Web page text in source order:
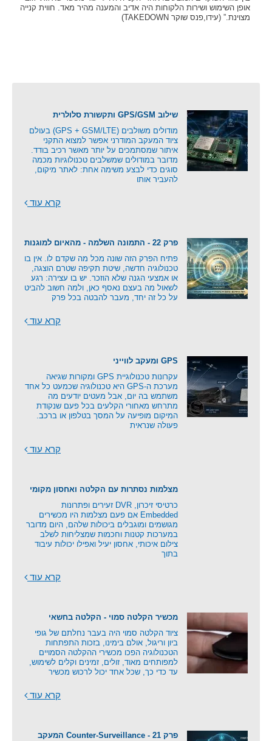
אופן השימוש ושירות הלקוחות היה אדיב והמענה מהיר מאד. חווית קנייה
מצוינת.” (עידו,פנס שוקר TAKEDOWN)
שילוב GPS/GSM ותקשורת סלולרית
מודולים משולבים (GPS + GSM/LTE) בעולם
ציוד המעקב המודרני אפשר למצוא התקני
איתור שמסתמכים על יותר מאשר רכיב בודד.
מדובר במודולים שמשלבים טכנולוגיות מכמה
סוגים כדי לבצע משימה אחת: לאתר מיקום,
להעביר אותו
קרא עוד
פרק 22 - התמונה השלמה - מהאיום למוגנות
פתיח הפרק הזה שונה מכל מה שקדם לו. אין בו
טכנולוגיה חדשה, שיטת תקיפה שטרם הוצגה,
או אמצעי הגנה שלא הוזכר. יש בו עצירה: רגע
לשאול מה בעצם נאסף כאן, ולמה חשוב להביט
על כל זה יחד, מעבר להבטה בכל פרק
קרא עוד
GPS ומעקב לווייני
עקרונות טכנולוגיית GPS ומקורות שגיאה
מערכת ה-GPS היא טכנולוגיה שכמעט כל אחד
משתמש בה יום, אבל מעטים יודעים מה
מתרחש מאחורי הקלעים בכל פעם שנקודת
המיקום מופיעה על המסך בטלפון או ברכב.
פעולה שנראית
קרא עוד
מצלמות נסתרות עם הקלטה ואחסון מקומי
כרטיסי זיכרון, DVR זעירים ופתרונות
Embedded אם פעם מצלמות היו מכשירים
מגושמים ומוגבלים ביכולות שלהם, היום מדובר
במערכות קטנות וחכמות שמצליחות לשלב
צילום איכותי, אחסון יעיל ואפילו יכולות עיבוד
בתוך
קרא עוד
מכשיר הקלטה סמוי - הקלטה בחשאי
ציוד הקלטה סמוי היה בעבר נחלתם של גופי
ביון וריגול, אולם בימינו, בזכות התפתחות
הטכנולוגיה הפכו מכשירי ההקלטה הסמויים
למפותחים מאוד, זולים, זמינים וקלים לשימוש,
עד כדי כך, שכל אחד יכול לרכוש מכשיר
קרא עוד
פרק 21 - Counter-Surveillance המעקב